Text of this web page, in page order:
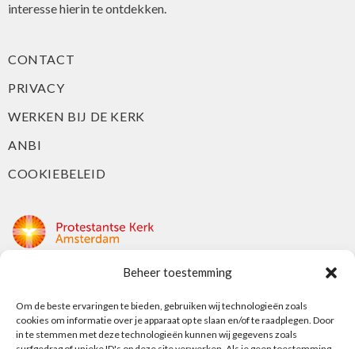
Beheer toestemming
Om de beste ervaringen te bieden, gebruiken wij technologieën zoals
cookies om informatie over je apparaat op te slaan en/of te raadplegen. Door
in te stemmen met deze technologieën kunnen wij gegevens zoals
interesse hierin te ontdekken.
CONTACT
PRIVACY
WERKEN BIJ DE KERK
ANBI
COOKIEBELEID
Nieuwe Herengracht 18
1018 DP Amsterdam